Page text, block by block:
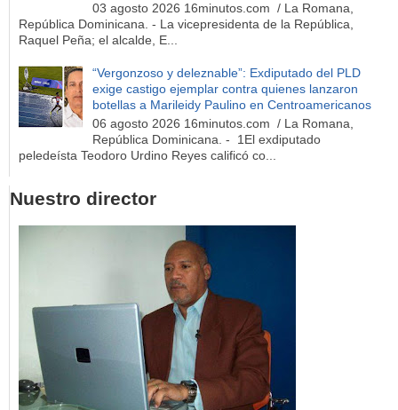
03 agosto 2026 16minutos.com / La Romana,
República Dominicana. - La vicepresidenta de la República,
Raquel Peña; el alcalde, E...
“Vergonzoso y deleznable”: Exdiputado del PLD
exige castigo ejemplar contra quienes lanzaron
botellas a Marileidy Paulino en Centroamericanos
06 agosto 2026 16minutos.com / La Romana,
República Dominicana. - 1El exdiputado
peledeísta Teodoro Urdino Reyes calificó co...
Nuestro director